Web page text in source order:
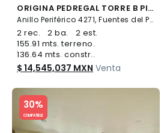
ORIGINA PEDREGAL TORRE B PISO 30 DEPARTAMENTO EN VENTA
Anillo Periférico 4271, Fuentes del Pedregal, Tlalpan
2 rec. 2 ba.
2 est.
155.91 mts. terreno.
136.64 mts. constr..
$ 14,545,037 MXN Venta
30%
COMPATIBLE
Slide 1 of 5